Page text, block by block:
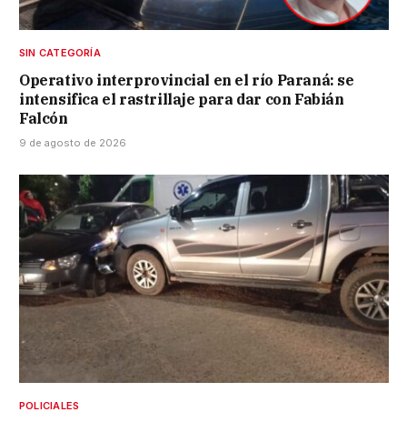
SIN CATEGORÍA
Operativo interprovincial en el río Paraná: se
intensifica el rastrillaje para dar con Fabián
Falcón
9 de agosto de 2026
POLICIALES